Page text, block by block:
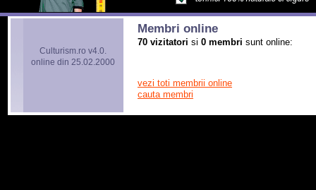
Culturism.ro v4.0.
online din 25.02.2000
Membri online
70 vizitatori si 0 membri sunt online:
vezi toti membrii online
cauta membri